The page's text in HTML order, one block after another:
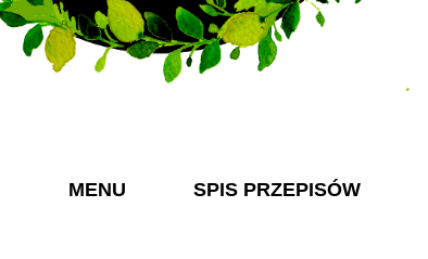
MENU SPIS PRZEPISÓW